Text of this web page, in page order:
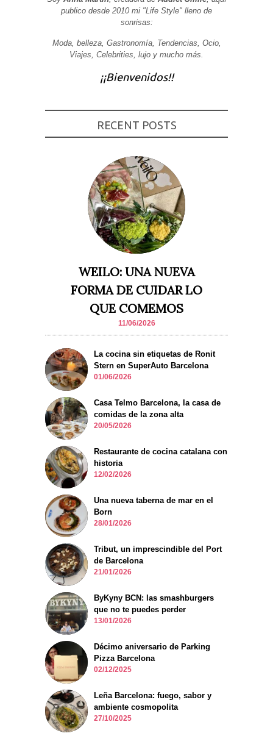
publico desde 2010 mi "Life Style" lleno de
sonrisas:
Moda, belleza, Gastronomía, Tendencias, Ocio,
Viajes, Celebrities, lujo y mucho más.
¡¡Bienvenidos!!
RECENT POSTS
WEILO: UNA NUEVA
FORMA DE CUIDAR LO
QUE COMEMOS
11/06/2026
La cocina sin etiquetas de Ronit
Stern en SuperAuto Barcelona
01/06/2026
Casa Telmo Barcelona, la casa de
comidas de la zona alta
20/05/2026
Restaurante de cocina catalana con
historia
12/02/2026
Una nueva taberna de mar en el
Born
28/01/2026
Tribut, un imprescindible del Port
de Barcelona
21/01/2026
ByKyny BCN: las smashburgers
que no te puedes perder
13/01/2026
Décimo aniversario de Parking
Pizza Barcelona
02/12/2025
Leña Barcelona: fuego, sabor y
ambiente cosmopolita
27/10/2025
Experiencia
funcione lo